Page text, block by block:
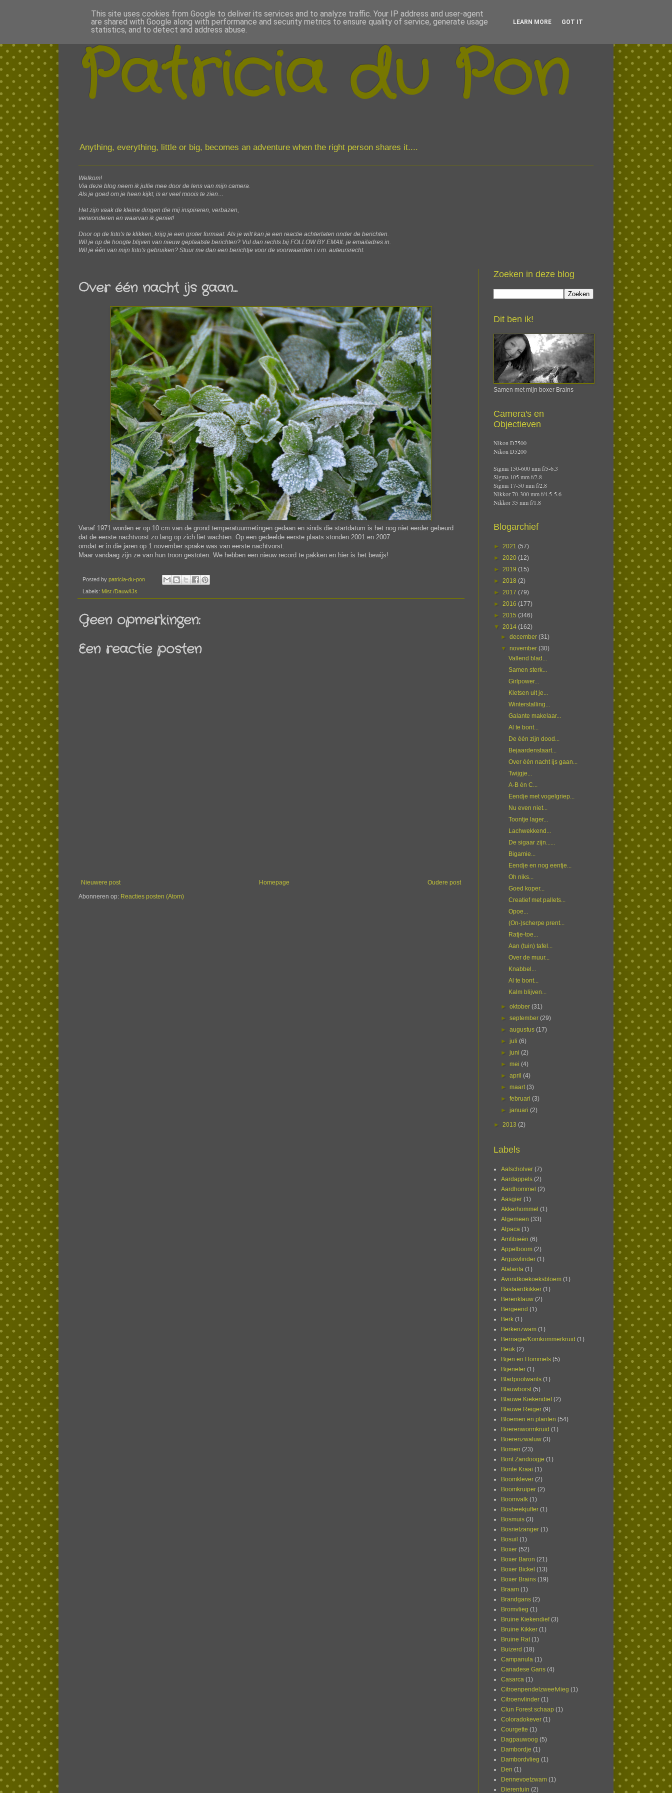
Patricia du Pon
Anything, everything, little or big, becomes an adventure when the right person shares it....
Welkom!
Via deze blog neem ik jullie mee door de lens van mijn camera.
Als je goed om je heen kijkt, is er veel moois te zien…
Het zijn vaak de kleine dingen die mij inspireren, verbazen,
verwonderen en waarvan ik geniet!
Door op de foto's te klikken, krijg je een groter formaat. Als je wilt kan je een reactie achterlaten onder de berichten.
Wil je op de hoogte blijven van nieuw geplaatste berichten? Vul dan rechts bij FOLLOW BY EMAIL je emailadres in.
Wil je één van mijn foto's gebruiken? Stuur me dan een berichtje voor de voorwaarden i.v.m. auteursrecht.
Over één nacht ijs gaan...
Vanaf 1971 worden er op 10 cm van de grond temperatuurmetingen gedaan en sinds die startdatum is het nog niet eerder gebeurd
dat de eerste nachtvorst zo lang op zich liet wachten. Op een gedeelde eerste plaats stonden 2001 en 2007
omdat er in die jaren op 1 november sprake was van eerste nachtvorst.
Maar vandaag zijn ze van hun troon gestoten. We hebben een nieuw record te pakken en hier is het bewijs!
Posted by patricia-du-pon
Labels: Mist /Dauw/IJs
Geen opmerkingen:
Een reactie posten
Nieuwere post Oudere post
Homepage
Abonneren op: Reacties posten (Atom)
Zoeken in deze blog
Dit ben ik!
Samen met mijn boxer Brains
Camera's en
Objectieven
Nikon D7500
Nikon D5200
Sigma 150-600 mm f/5-6.3
Sigma 105 mm f/2.8
Sigma 17-50 mm f/2.8
Nikkor 70-300 mm f/4.5-5.6
Nikkor 35 mm f/1.8
Blogarchief
► 2021 (57)
► 2020 (12)
► 2019 (15)
► 2018 (2)
► 2017 (79)
► 2016 (177)
► 2015 (346)
▼ 2014 (162)
►december(31)
▼ november(30)
Vallend blad...
Samen sterk...
Girlpower...
Kletsen uit je...
Winterstalling...
Galante makelaar...
Al te bont...
De één zijn dood...
Bejaardenstaart...
Over één nacht ijs gaan...
Twijgje...
A-B én C...
Eendje met vogelgriep...
Nu even niet...
Toontje lager...
Lachwekkend...
De sigaar zijn......
Bigamie...
Eendje en nog eentje...
Oh niks...
Goed koper...
Creatief met pallets...
Opoe...
(On-)scherpe prent...
Ratje-toe...
Aan (tuin) tafel...
Over de muur...
Knabbel...
Al te bont...
Kalm blijven...
►oktober(31)
►september(29)
►augustus(17)
►juli(6)
►juni(2)
► mei(4)
►april(4)
► maart(3)
►februari(3)
►januari(2)
► 2013 (2)
Labels
Aalscholver (7)
Aardappels (2)
Aardhommel (2)
Aasgier (1)
Akkerhommel (1)
Algemeen (33)
Alpaca (1)
Amfibieën (6)
Appelboom (2)
Argusvlinder (1)
Atalanta (1)
Avondkoekoeksbloem (1)
Bastaardkikker (1)
Berenklauw (2)
Bergeend (1)
Berk (1)
Berkenzwam (1)
Bernagie/Komkommerkruid (1)
Beuk (2)
Bijen en Hommels (5)
Bijeneter (1)
Bladpootwants (1)
Blauwborst (5)
Blauwe Kiekendief (2)
Blauwe Reiger (9)
Bloemen en planten (54)
Boerenwormkruid (1)
Boerenzwaluw (3)
Bomen (23)
Bont Zandoogje (1)
Bonte Kraai (1)
Boomklever (2)
Boomkruiper (2)
Boomvalk (1)
Bosbeekjuffer (1)
Bosmuis (3)
Bosrietzanger (1)
Bosuil (1)
Boxer (52)
Boxer Baron (21)
Boxer Bickel (13)
Boxer Brains (19)
Braam (1)
Brandgans (2)
Bromvlieg (1)
Bruine Kiekendief (3)
Bruine Kikker (1)
Bruine Rat (1)
Buizerd (18)
Campanula (1)
Canadese Gans (4)
Casarca (1)
Citroenpendelzweefvlieg (1)
Citroenvlinder (1)
Clun Forest schaap (1)
Coloradokever (1)
Courgette (1)
Dagpauwoog (5)
Dambordje (1)
Dambordvlieg (1)
Den (1)
Dennevoetzwam (1)
Dierentuin (2)
This site uses cookies from Google to deliver its services and to analyze traffic. Your IP address and user-agent
are shared with Google along with performance and security metrics to ensure quality of service, generate usage
statistics, and to detect and address abuse.
LEARN MORE GOT IT